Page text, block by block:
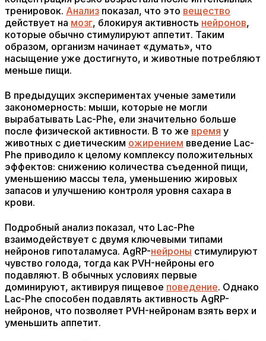
тренировок. Анализ показал, что это вещество
действует на мозг, блокируя активность нейронов,
которые обычно стимулируют аппетит. Таким
образом, организм начинает «думать», что
насыщение уже достигнуто, и животные потребляют
меньше пищи.
В предыдущих экспериментах ученые заметили
закономерность: мыши, которые не могли
вырабатывать Lac-Phe, ели значительно больше
после физической активности. В то же время у
животных с диетическим ожирением введение Lac-
Phe приводило к целому комплексу положительных
эффектов: снижению количества съеденной пищи,
уменьшению массы тела, уменьшению жировых
запасов и улучшению контроля уровня сахара в
крови.
Подробный анализ показал, что Lac-Phe
взаимодействует с двумя ключевыми типами
нейронов гипоталамуса. AgRP-нейроны стимулируют
чувство голода, тогда как PVH-нейроны его
подавляют. В обычных условиях первые
доминируют, активируя пищевое поведение. Однако
Lac-Phe способен подавлять активность AgRP-
нейронов, что позволяет PVH-нейронам взять верх и
уменьшить аппетит.